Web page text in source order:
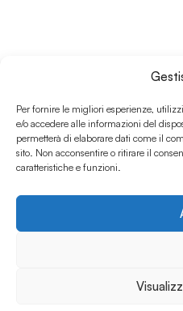
Per fornire le migliori esperienze,
e/o accedere alle informazioni del
permetterà di elaborare dati come il
sito. Non acconsentire o ritirare il
caratteristiche e funzioni.